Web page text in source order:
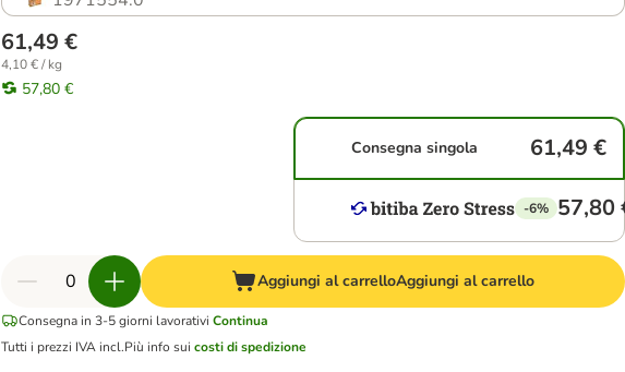
61,49 €
4,10 € / kg
57,80 €
Consegna singola 61,49 €
-6% 57,80
Aggiungi al carrelloAggiungi al carrello
Consegna in 3-5 giorni lavorativi Continua
Tutti i prezzi IVA incl.Più info suicosti di spedizione